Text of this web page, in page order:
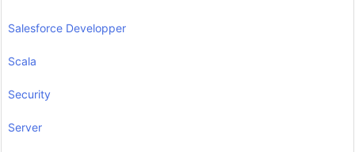
Salesforce Developper
Scala
Security
Server